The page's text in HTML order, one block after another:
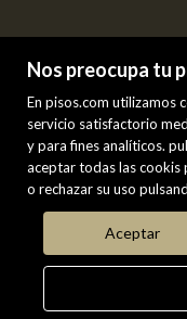
Nos preocupa tu
En pisos.com utilizamos
servicio satisfactorio
y para fines analíticos.
aceptar todas las cookis
o rechazar su uso
Aceptar
PREMIUM
VENTA